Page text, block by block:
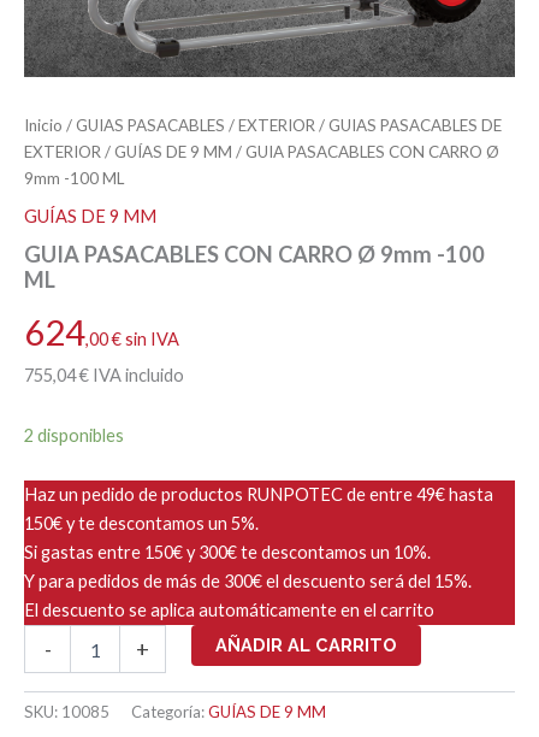
Inicio / GUIAS PASACABLES /EXTERIOR / GUIAS PASACABLES DE
EXTERIOR / GUÍAS DE 9 MM / GUIA PASACABLES CON CARRO Ø
9mm -100 ML
GUÍAS DE 9 MM
GUIA PASACABLES CON CARRO Ø 9mm -100
ML
624,00€sin IVA
755,04€ IVA incluido
2 disponibles
Haz un pedido de productos RUNPOTEC de entre 49€ hasta
150€ y te descontamos un 5%.
Si gastas entre 150€ y 300€ te descontamos un 10%.
Y para pedidos de más de 300€ el descuento será del 15%.
El descuento se aplica automáticamente en el carrito
-
PASACABLES
CARRO
+ AÑADIR AL CARRITO
SKU: 10085 Categoría:GUÍAS DE 9 MM